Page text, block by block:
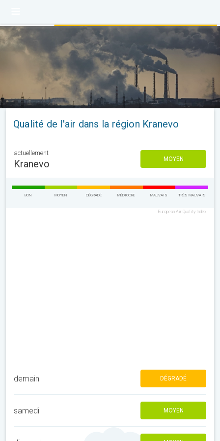
Qualité de l'air dans la région Kranevo
actuellement
Kranevo MOYEN
BON MOYEN DÉGRADÉ MÉDIOCRE MAUVAIS TRÈS MAUVAIS
European Air Quality Index
demain DÉGRADÉ
samedi MOYEN